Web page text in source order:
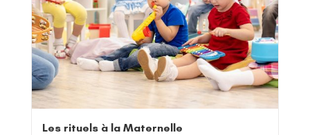
Les rituels à la Maternelle